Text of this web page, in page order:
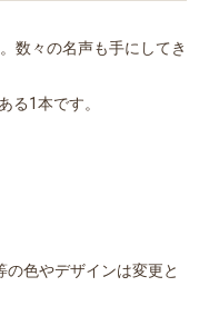
数々の名声も手にしてき
る1本です。
色やデザインは変更と